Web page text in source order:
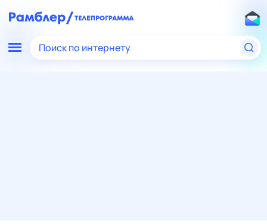
Поиск по интернету